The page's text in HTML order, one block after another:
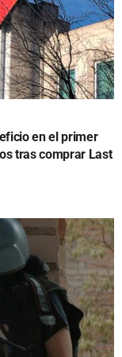
en el primer
tras comprar Last